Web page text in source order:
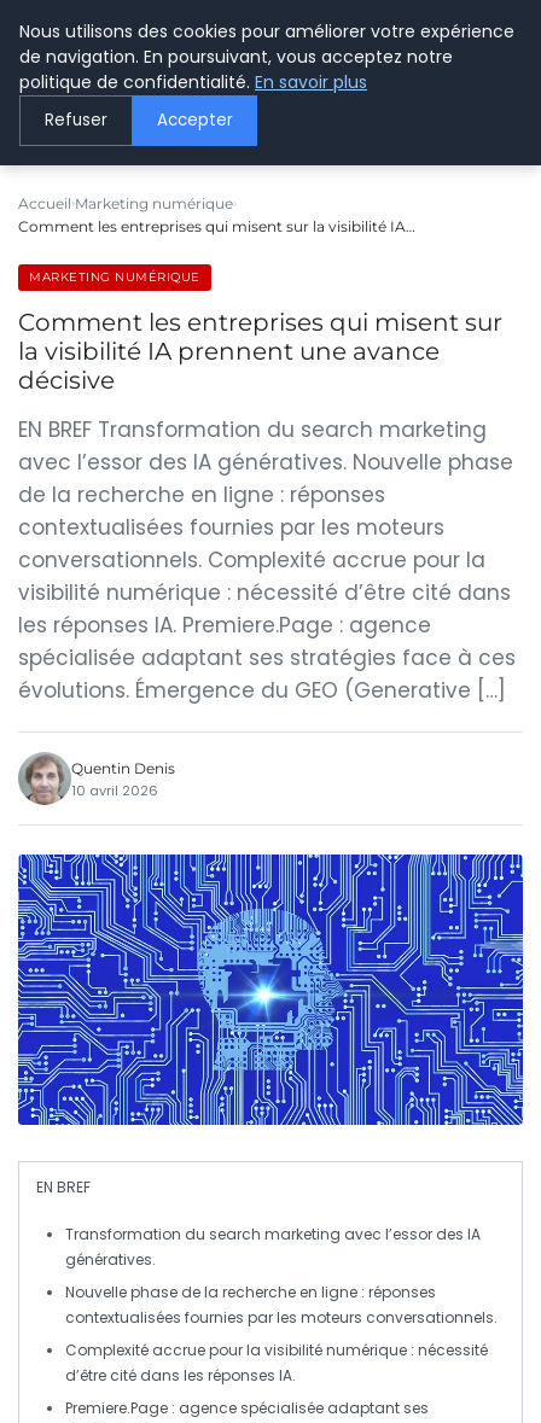
LE WEBMARKETING
Accueil Marketing numérique
Comment les entreprises qui misent sur la visibilité IA…
MARKETING NUMÉRIQUE
Comment les entreprises qui misent sur
la visibilité IA prennent une avance
décisive
EN BREF Transformation du search marketing
avec l’essor des IA génératives. Nouvelle phase
de la recherche en ligne : réponses
contextualisées fournies par les moteurs
conversationnels. Complexité accrue pour la
visibilité numérique : nécessité d’être cité dans
les réponses IA. Premiere.Page : agence
spécialisée adaptant ses stratégies face à ces
évolutions. Émergence du GEO (Generative […]
Quentin Denis
10 avril 2026
EN BREF
Transformation du search marketing avec l’essor des IA
génératives.
Nouvelle phase de la recherche en ligne : réponses
contextualisées fournies par les moteurs conversationnels.
Complexité accrue pour la visibilité numérique : nécessité
d’être cité dans les réponses IA.
Premiere.Page : agence spécialisée adaptant ses
Nous utilisons des cookies pour améliorer votre expérience
de navigation. En poursuivant, vous acceptez notre
politique de confidentialité. En savoir plus
Refuser Accepter